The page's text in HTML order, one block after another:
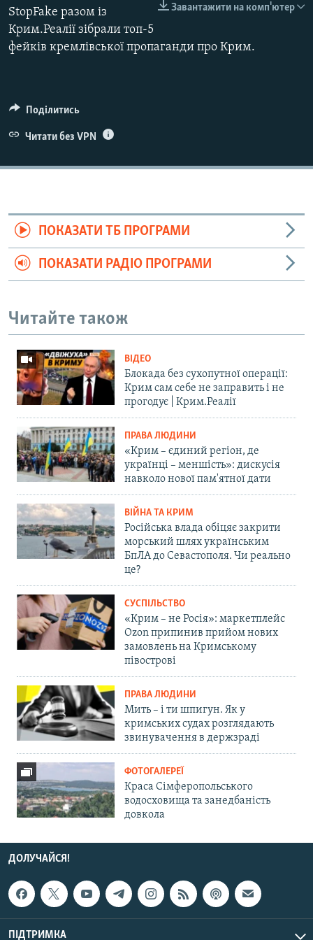
ВІДЕОУРОКИ «ELIFBE»
СВІДЧЕННЯ ОКУПАЦІЇ
Русский
Qırımtatar
Завантажити на комп'ютер
StopFake разом із
Крим.Реалії зібрали топ-5
фейків кремлівської пропаганди про Крим.
Поділитись
Читати без VPN
ПОКАЗАТИ ТБ ПРОГРАМИ
ПОКАЗАТИ РАДІО ПРОГРАМИ
Читайте також
ВІДЕО
Блокада без сухопутної операції:
Крим сам себе не заправить і не
прогодує | Крим.Реалії
ПРАВА ЛЮДИНИ
«Крим – єдиний регіон, де
українці – меншість»: дискусія
навколо нової пам'ятної дати
ВІЙНА ТА КРИМ
Російська влада обіцяє закрити
морський шлях українським
БпЛА до Севастополя. Чи реально
це?
СУСПІЛЬСТВО
«Крим – не Росія»: маркетплейс
Ozon припинив прийом нових
замовлень на Кримському
півострові
ПРАВА ЛЮДИНИ
Мить – і ти шпигун. Як у
кримських судах розглядають
звинувачення в держзраді
ФОТОГАЛЕРЕЇ
Краса Сімферопольського
водосховища та занедбаність
довкола
ДОЛУЧАЙСЯ!
ПІДТРИМКА